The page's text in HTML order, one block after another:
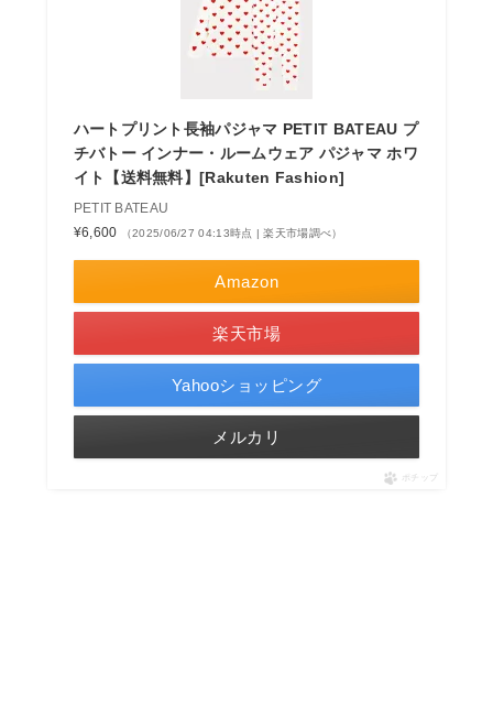
ハートプリント長袖パジャマ PETIT BATEAU プ
チバトー インナー・ルームウェア パジャマ ホワ
イト【送料無料】[Rakuten Fashion]
PETIT BATEAU
¥6,600
（2025/06/27 04:13時点 | 楽天市場調べ）
Amazon
楽天市場
Yahooショッピング
メルカリ
ポチップ